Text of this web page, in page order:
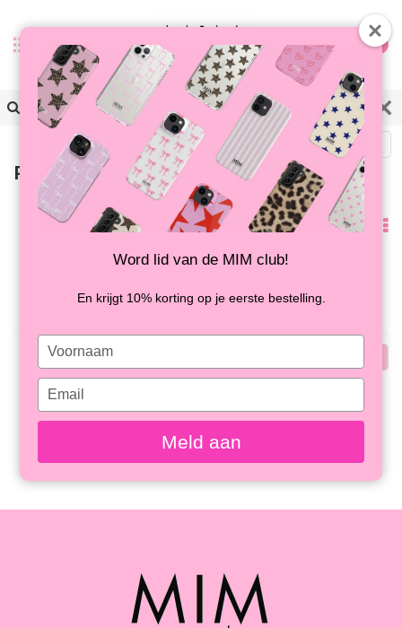
0
Terug
Producten getagd met ketting
Meest
bekeken
Word lid van de MIM club!
En krijgt 10% korting op je eerste bestelling.
Type
your
name
Type
your
email
Meld aan